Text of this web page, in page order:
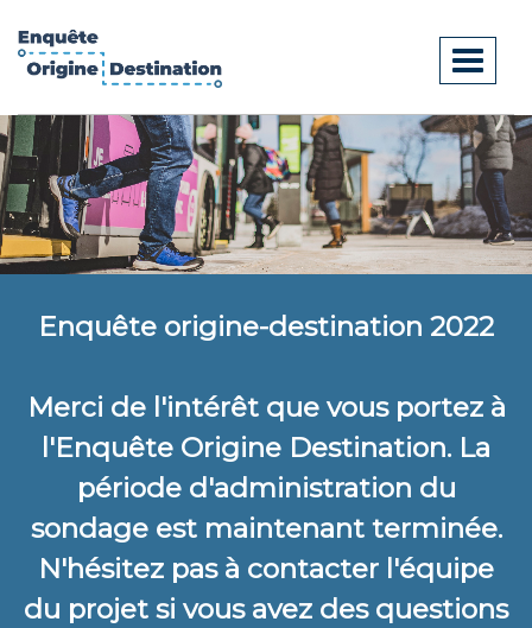
Enquête origine-destination 2022
Merci de l'intérêt que vous portez à
l'Enquête Origine Destination. La
période d'administration du
sondage est maintenant terminée.
N'hésitez pas à contacter l'équipe
du projet si vous avez des questions